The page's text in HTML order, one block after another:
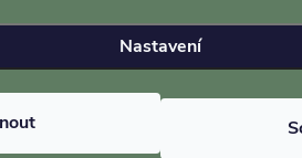
Nastavení